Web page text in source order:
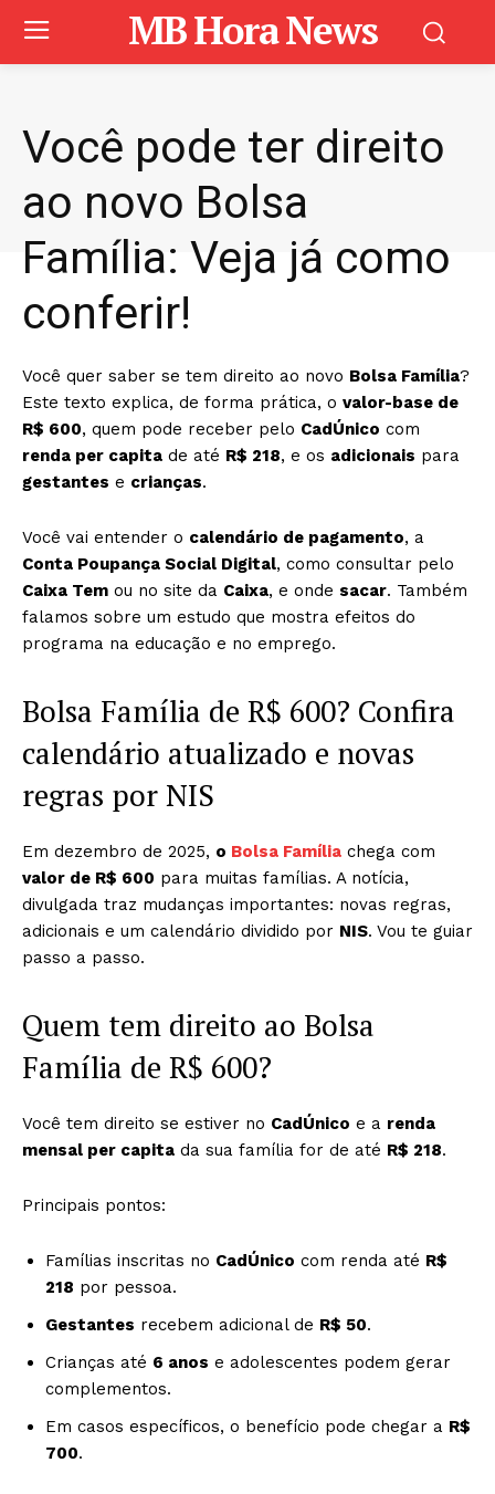
MB Hora News
Você pode ter direito
ao novo Bolsa
Família: Veja já como
conferir!
Você quer saber se tem direito ao novo Bolsa Família?
Este texto explica, de forma prática, o valor-base de
R$ 600, quem pode receber pelo CadÚnico com
renda per capita de até R$ 218, e os adicionais para
gestantes e crianças.
Você vai entender o calendário de pagamento, a
Conta Poupança Social Digital, como consultar pelo
Caixa Tem ou no site da Caixa, e onde sacar. Também
falamos sobre um estudo que mostra efeitos do
programa na educação e no emprego.
Bolsa Família de R$ 600? Confira
calendário atualizado e novas
regras por NIS
Em dezembro de 2025, o Bolsa Família chega com
valor de R$ 600 para muitas famílias. A notícia,
divulgada traz mudanças importantes: novas regras,
adicionais e um calendário dividido por NIS. Vou te guiar
passo a passo.
Quem tem direito ao Bolsa
Família de R$ 600?
Você tem direito se estiver no CadÚnico e a renda
mensal per capita da sua família for de até R$ 218.
Principais pontos:
Famílias inscritas no CadÚnico com renda até R$
218 por pessoa.
Gestantes recebem adicional de R$ 50.
Crianças até 6 anos e adolescentes podem gerar
complementos.
Em casos específicos, o benefício pode chegar a R$
700.